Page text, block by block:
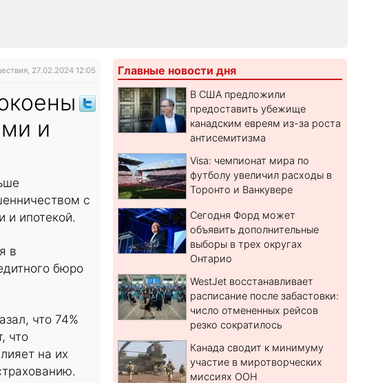
27.02.2024 12:05
и
с
ипотекой.
в
бюро
что 74%
что
на их
Главные новости дня
В США предложили
предоставить убежище
канадским евреям из-за роста
антисемитизма
Visa: чемпионат мира по
футболу увеличил расходы в
Торонто и Ванкувере
Сегодня Форд может
объявить дополнительные
выборы в трех округах
Онтарио
WestJet восстанавливает
расписание после забастовки:
число отмененных рейсов
резко сократилось
Канада сводит к минимуму
участие в миротворческих
миссиях ООН